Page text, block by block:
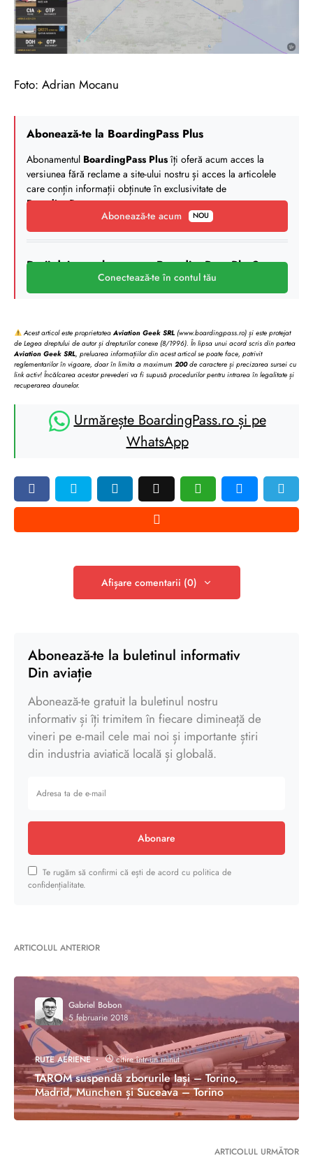
Foto: Adrian Mocanu
Abonează-te la BoardingPass Plus
Abonamentul BoardingPass Plusîți oferă acum acces la
versiunea fără reclame a site-ului nostru și acces la articolele
care conțin informații obținute în exclusivitate de
BoardingPass.
Abonează-te acum
NOU
Deții deja un abonament BoardingPass Plus?
Conectează-te în contul tău
Acest articol este proprietateaAviation Geek SRL (www.boardingpass.ro) și este protejat
de Legea dreptului de autor și drepturilor conexe (8/1996). În lipsa unui acord scris din partea
Aviation Geek SRL, preluarea informațiilor din acest articol se poate face, potrivit
reglementarilor în vigoare, doar în limita a maximum 200de caractere și precizarea sursei cu
link activ! Încălcarea acestor prevederi va fi supusă procedurilor pentru intrarea în legalitate și
recuperarea daunelor.
Urmărește BoardingPass.ro și pe
WhatsApp
Afișare comentarii (0)
Abonează-te la buletinul informativ
Din aviație
Abonează-te gratuit la buletinul nostru
informativ și îți trimitem în fiecare dimineață de
vineri pe e-mail cele mai noi și importante știri
din industria aviatică locală și globală.
Abonare
Te rugăm să confirmi că ești de acord cu politica de
confidențialitate.
ARTICOLUL ANTERIOR
Gabriel Bobon
5 februarie 2018
RUTE AERIENE citire într-un minut
TAROM suspendă zborurile Iași – Torino,
Madrid, Munchen și Suceava – Torino
ARTICOLUL URMĂTOR